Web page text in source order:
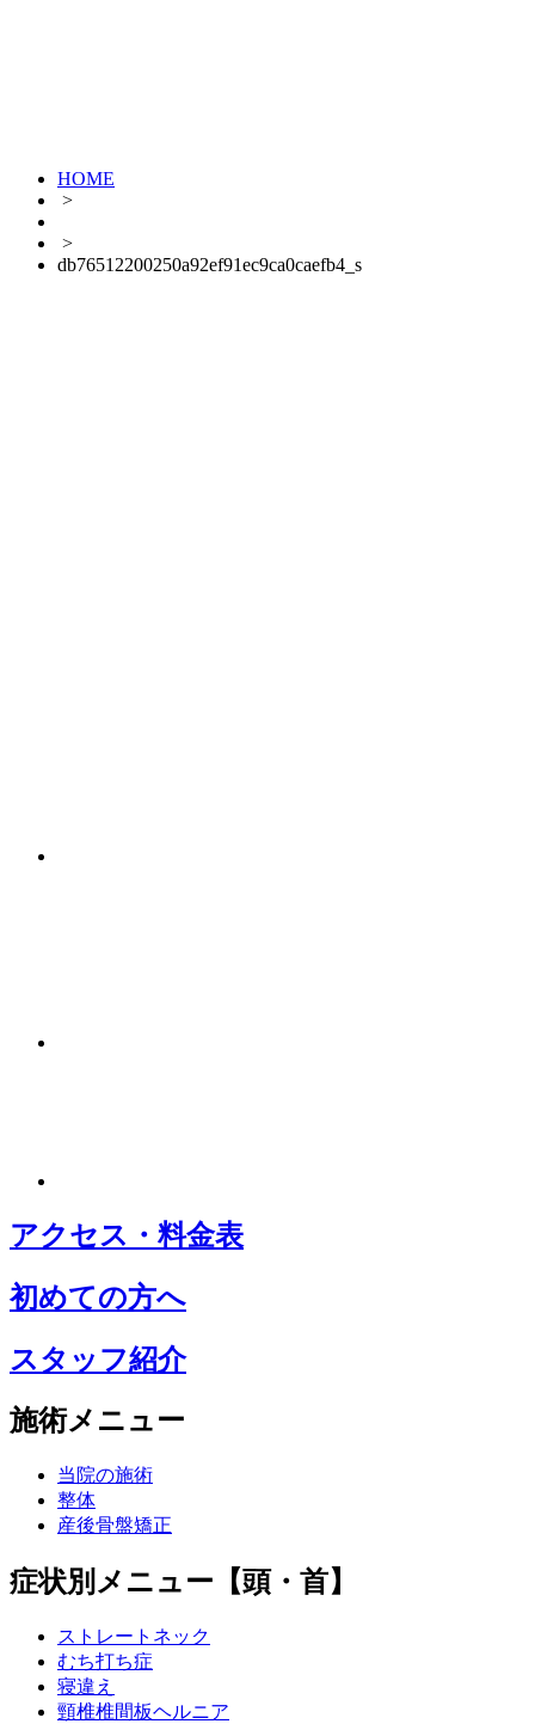
HOME
>
>
db76512200250a92ef91ec9ca0caefb4_s
アクセス・料金表
初めての方へ
スタッフ紹介
施術メニュー
当院の施術
整体
産後骨盤矯正
症状別メニュー【頭・首】
ストレートネック
むち打ち症
寝違え
頸椎椎間板ヘルニア